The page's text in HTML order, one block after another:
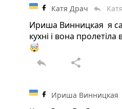
Катя Драч reply
Ириша Винницкая я
кухні і вона
🤯
reply share
Ириша Винницкая